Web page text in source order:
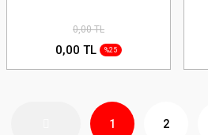
0,00 TL
0,00 TL %25
1 2